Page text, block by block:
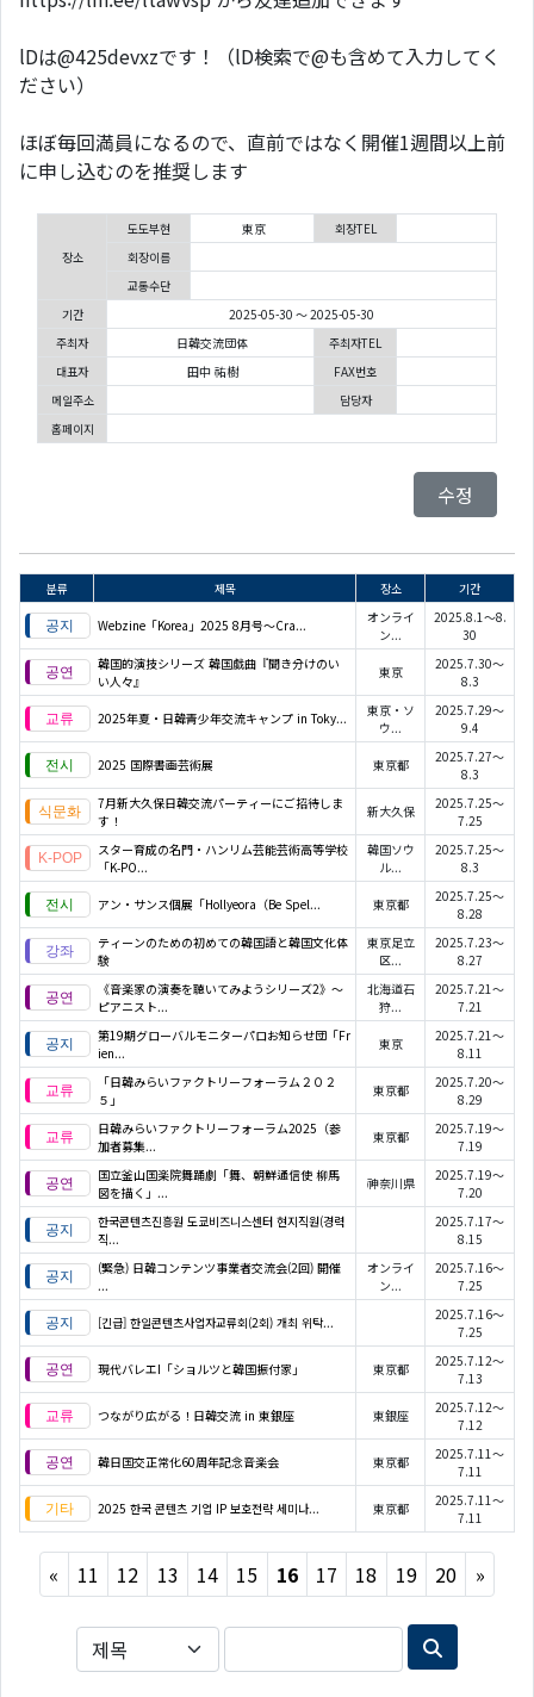
lDは@425devxzです！（lD検索で@も含めて入力してく
ださい）
ほぼ毎回満員になるので、直前ではなく開催1週間以上前
に申し込むのを推奨します
장소
도도부현 東京
회장TEL
회장이름
교통수단
기간
2025-05-30 ～ 2025-05-30
주최자
日韓交流団体
주최자TEL
대표자
田中 祐樹
FAX번호
메일주소
담당자
홈페이지
수정
분류 제목 장소 기간
Webzine「Korea」2025 8月号～Cra...
オンライ
ン...
2025.8.1～8.
30
韓国的演技シリーズ 韓国戯曲『聞き分けのい
い人々』
東京
2025.7.30～
8.3
2025年夏・日韓青少年交流キャンプ in Toky...
東京・ソ
ウ...
2025.7.29～
9.4
2025 国際書画芸術展 東京都
2025.7.27～
8.3
7月新大久保日韓交流パーティーにご招待しま
す！
新大久保
2025.7.25～
7.25
スター育成の名門・ハンリム芸能芸術高等学校
「K‑PO...
韓国ソウ
ル...
2025.7.25～
8.3
アン・サンス個展「Hollyeora（Be Spel... 東京都
2025.7.25～
8.28
ティーンのための初めての韓国語と韓国文化体
験
東京足立
区...
2025.7.23～
8.27
《音楽家の演奏を聴いてみようシリーズ2》〜
ピアニスト...
北海道石
狩...
2025.7.21～
7.21
第19期グローバルモニターパロお知らせ団「Fr
ien...
東京
2025.7.21～
8.11
「日韓みらいファクトリーフォーラム２０２
５」
東京都
2025.7.20～
8.29
日韓みらいファクトリーフォーラム2025（参
加者募集...
東京都
2025.7.19～
7.19
国立釜山国楽院舞踊劇「舞、朝鮮通信使 柳馬
図を描く」...
神奈川県
2025.7.19～
7.20
한국콘텐츠진흥원 도쿄비즈니스센터 현지직원(경력
직...
2025.7.17～
8.15
(緊急) 日韓コンテンツ事業者交流会(2回) 開催
...
オンライ
ン...
2025.7.16～
7.25
[긴급] 한일콘텐츠사업자교류회(2회) 개최 위탁...
2025.7.16～
7.25
現代バレエI「ショルツと韓国振付家」 東京都
2025.7.12～
7.13
つながり広がる！日韓交流 in 東銀座 東銀座
2025.7.12～
7.12
韓日国交正常化60周年記念音楽会 東京都
2025.7.11～
7.11
2025 한국 콘텐츠 기업 IP 보호전략 세미나... 東京都
2025.7.11～
7.11
« Previous
11 12 13 14 15 16 17 18 19 20 »Next